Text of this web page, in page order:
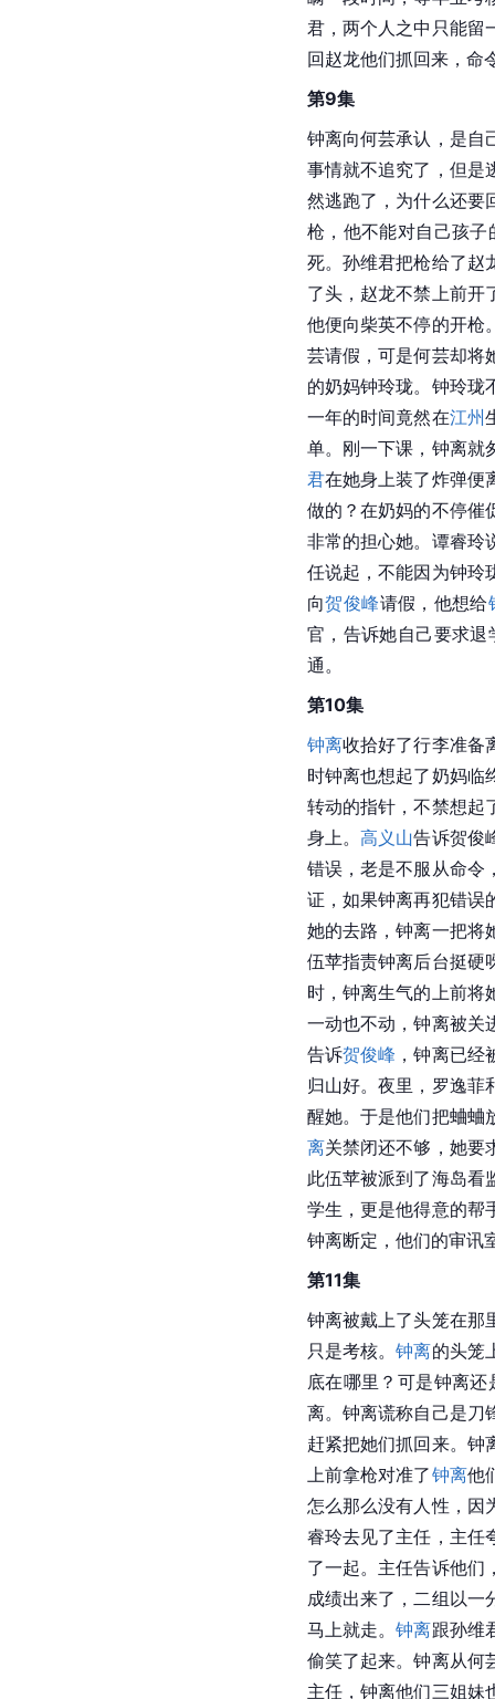
君，两个人之中只能留
回赵龙他们抓回来，命
第9集
钟离向何芸承认，是自
事情就不追究了，但是
然逃跑了，为什么还要
枪，他不能对自己孩
死。孙维君把枪给了赵
了头，赵龙不禁上前开
他便向柴英不停的开枪
芸请假，可是何芸却将
的奶妈钟玲珑。钟玲珑
一年的时间竟然在江州
单。刚一下课，钟离就
君在她身上装了炸弹便
做的？在奶妈的不停催
非常的担心她。谭睿玲
任说起，不能因为钟玲
向贺俊峰请假，他想给
官，告诉她自己要求
通。
第10集
钟离收拾好了行李准备
时钟离也想起了奶妈临
转动的指针，不禁想起
身上。高义山告诉贺俊
错误，老是不服从命令
证，如果钟离再犯错误
她的去路，钟离一把将
伍苹指责钟离后台挺硬
时，钟离生气的上前将
一动也不动，钟离被关
告诉贺俊峰 ，钟离已
归山好。夜里，罗逸菲
醒她。于是他们把蛐蛐
离关禁闭还不够，她要
此伍苹被派到了海岛看
学生，更是他得意的帮
钟离断定，他们的审讯
第11集
钟离被戴上了头笼在那
只是考核。钟离的头笼
底在哪里？可是钟离
离。钟离谎称自己是刀
赶紧把她们抓回来。钟
上前拿枪对准了钟离他
怎么那么没有人性，因
睿玲去见了主任，主任
了一起。主任告诉他们
成绩出来了，二组以一
马上就走。钟离跟孙维
偷笑了起来。钟离从何
主任，钟离他们三姐妹